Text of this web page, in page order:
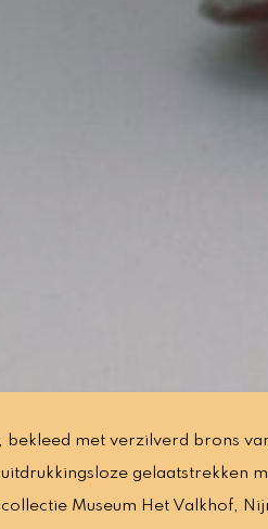
bekleed met verzilverd brons
gelaatstrekken
Museum Het Valkhof,